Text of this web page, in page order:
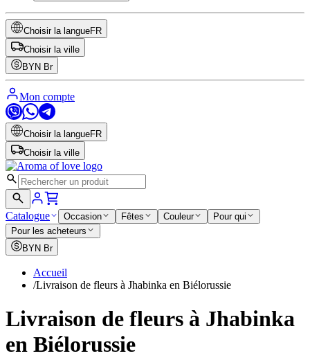
Choisir la langueFR
Choisir la ville
BYN Br
Mon compte
Choisir la langueFR
Choisir la ville
Catalogue Occasion Fêtes Couleur
Pour qui
Pour les acheteurs
BYN Br
Accueil
/Livraison de fleurs à Jhabinka en Biélorussie
Livraison de fleurs à Jhabinka
en Biélorussie